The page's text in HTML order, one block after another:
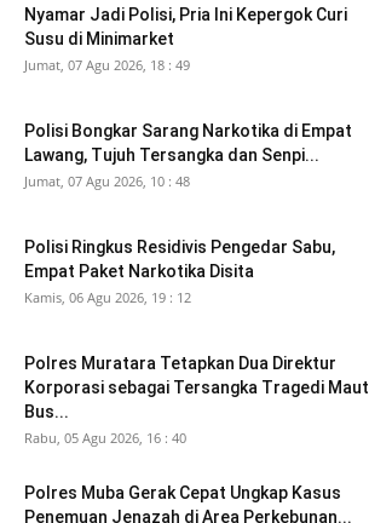
Nyamar Jadi Polisi, Pria Ini Kepergok Curi
Susu di Minimarket
Jumat, 07 Agu 2026, 18 : 49
Polisi Bongkar Sarang Narkotika di Empat
Lawang, Tujuh Tersangka dan Senpi...
Jumat, 07 Agu 2026, 10 : 48
Polisi Ringkus Residivis Pengedar Sabu,
Empat Paket Narkotika Disita
Kamis, 06 Agu 2026, 19 : 12
Polres Muratara Tetapkan Dua Direktur
Korporasi sebagai Tersangka Tragedi Maut
Bus...
Rabu, 05 Agu 2026, 16 : 40
Polres Muba Gerak Cepat Ungkap Kasus
Penemuan Jenazah di Area Perkebunan...